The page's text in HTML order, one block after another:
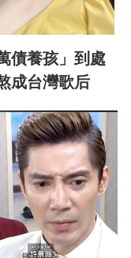
債養孩」到處
成台灣歌后